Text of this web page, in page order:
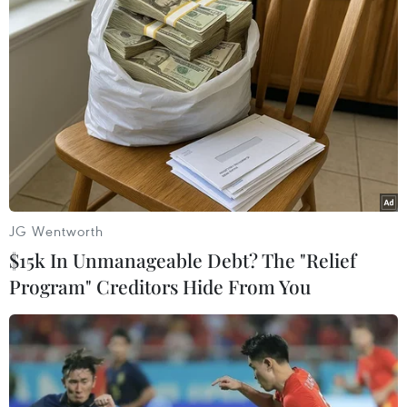
#Champions League
#Otelul Galati
#Rooney
JG Wentworth
$15k In Unmanageable Debt? The "Relief
Program" Creditors Hide From You